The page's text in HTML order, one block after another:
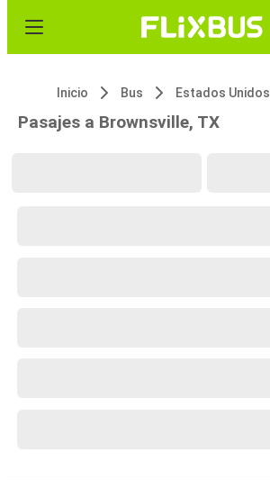
Inicio Bus Estados Unidos
Pasajes a Brownsville, TX